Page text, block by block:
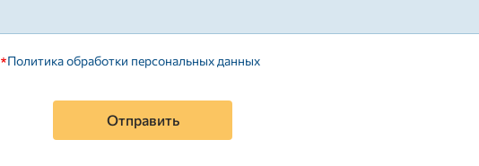
Политика обработки персональных данных